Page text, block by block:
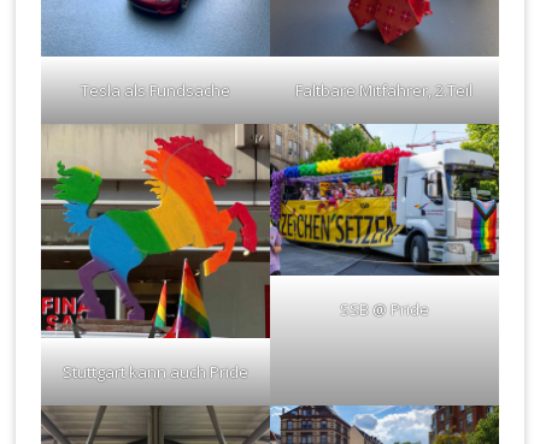
Tesla als Fundsache Faltbare Mitfahrer, 2.Teil
Stuttgart kann auch Pride
SSB @ Pride